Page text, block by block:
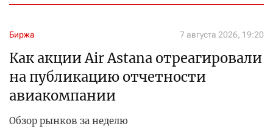
Биржа 7 августа 2026, 19:20
Как акции Air Astana отреагировали
на публикацию отчетности
авиакомпании
Обзор рынков за неделю